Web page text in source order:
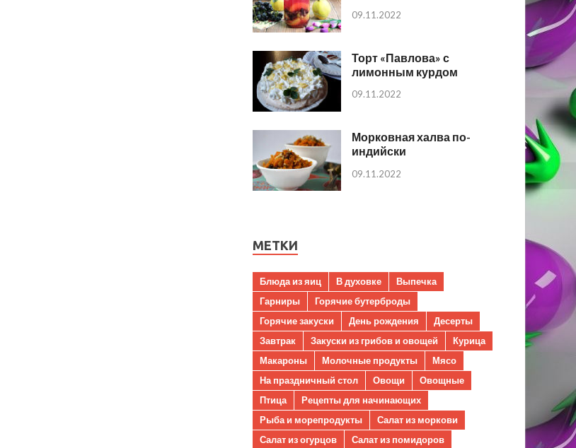
09.11.2022
Торт «Павлова» с
лимонным курдом
09.11.2022
Морковная халва по-
индийски
09.11.2022
МЕТКИ
Блюда из яиц В духовке
Выпечка
Гарниры
Горячие бутерброды
Горячие закуски
День рождения
Десерты
Завтрак
Закуски из грибов и овощей
Курица
Макароны
Молочные продукты
Мясо
На праздничный стол
Овощи
Овощные
Птица
Рецепты для начинающих
Рыба и морепродукты
Салат из моркови
Салат из огурцов
Салат из помидоров